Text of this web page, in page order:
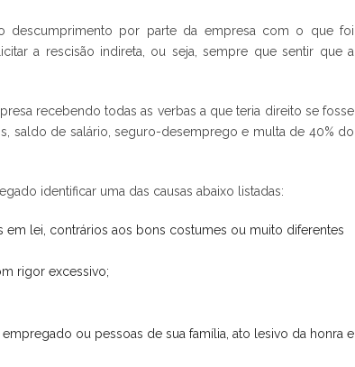
descumprimento por parte da empresa com o que foi
a rescisão indireta, ou seja, sempre que sentir que a
recebendo todas as verbas a que teria direito se fosse
saldo de salário, seguro-desemprego e multa de 40% do
identificar uma das causas abaixo listadas:
lei, contrários aos bons costumes ou muito diferentes
rigor excessivo;
ou pessoas de sua família, ato lesivo da honra e